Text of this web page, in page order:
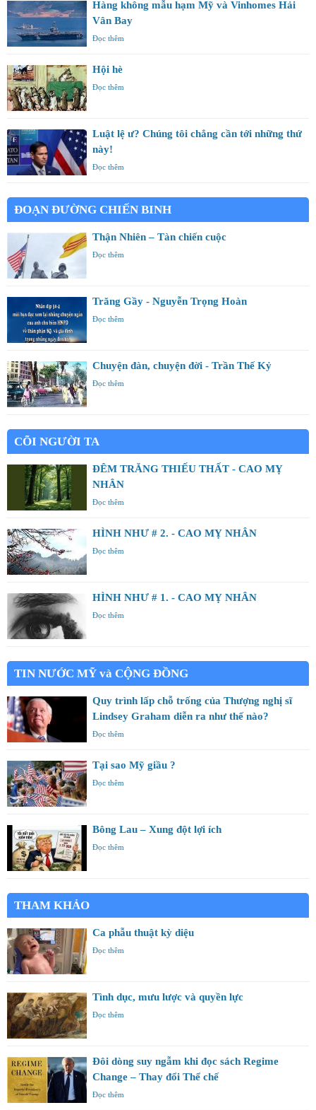
Hàng không mẫu hạm Mỹ và Vinhomes Hải
Vân Bay
Đọc thêm
Hội hè
Đọc thêm
Luật lệ ư? Chúng tôi chẳng cần tới những thứ
này!
Đọc thêm
ĐOẠN ĐƯỜNG CHIẾN BINH
Thận Nhiên – Tàn chiến cuộc
Đọc thêm
Trăng Gầy - Nguyễn Trọng Hoàn
Đọc thêm
Chuyện đàn, chuyện đời - Trần Thế Kỷ
Đọc thêm
CÕI NGƯỜI TA
ĐÊM TRĂNG THIẾU THẤT - CAO MỴ
NHÂN
Đọc thêm
HÌNH NHƯ # 2. - CAO MỴ NHÂN
Đọc thêm
HÌNH NHƯ # 1. - CAO MỴ NHÂN
Đọc thêm
TIN NƯỚC MỸ và CỘNG ĐỒNG
Quy trình lấp chỗ trống của Thượng nghị sĩ
Lindsey Graham diễn ra như thế nào?
Đọc thêm
Tại sao Mỹ giầu ?
Đọc thêm
Bông Lau – Xung đột lợi ích
Đọc thêm
THAM KHẢO
Ca phẫu thuật kỳ diệu
Đọc thêm
Tình dục, mưu lược và quyền lực
Đọc thêm
Đôi dòng suy ngẫm khi đọc sách Regime
Change – Thay đổi Thể chế
Đọc thêm